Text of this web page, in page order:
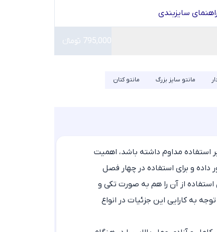
راهنمای سایز‌بندی
795,000 تومانء
مانتو سایز بزرگ مانتو کتان
استفاده مداوم داشته باشد، اهمیت
داده و برای استفاده در چهار فصل
از آن را هم به صورت تکی و
توجه به کارایی این جزئیات در انواع